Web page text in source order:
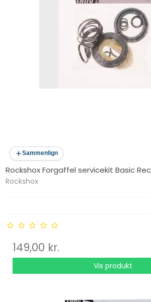
Sammenlign
Rockshox Forgaffel servicekit Basic
Rockshox
149,00 kr.
Vis produkt